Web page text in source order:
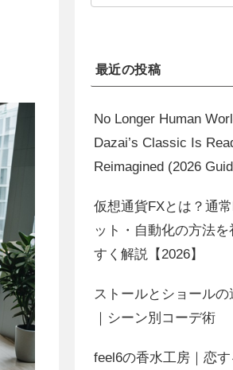
最近の投稿
No Longer Human
Dazai’s Classic Is
Reimagined (2026
仮想通貨FXとは？通
ット・自動化の方法
すく解説【2026】
ストールとショール
｜シーン別コーデ術
feel6の香水工房｜恋